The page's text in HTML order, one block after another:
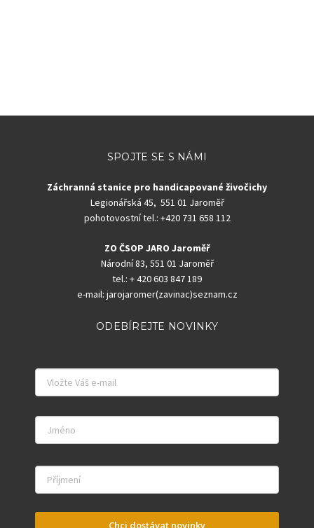
SPOJTE SE S NÁMI
Záchranná stanice pro handicapované živočichy
Legionářská 45, 551 01 Jaroměř
pohotovostní tel.: +420 731 658 112
ZO ČSOP JARO Jaroměř
Národní 83, 551 01 Jaroměř
tel.: + 420 603 847 189
e-mail: jarojaromer(zavinac)seznam.cz
ODEBÍREJTE NOVINKY
Chci dostávat novinky